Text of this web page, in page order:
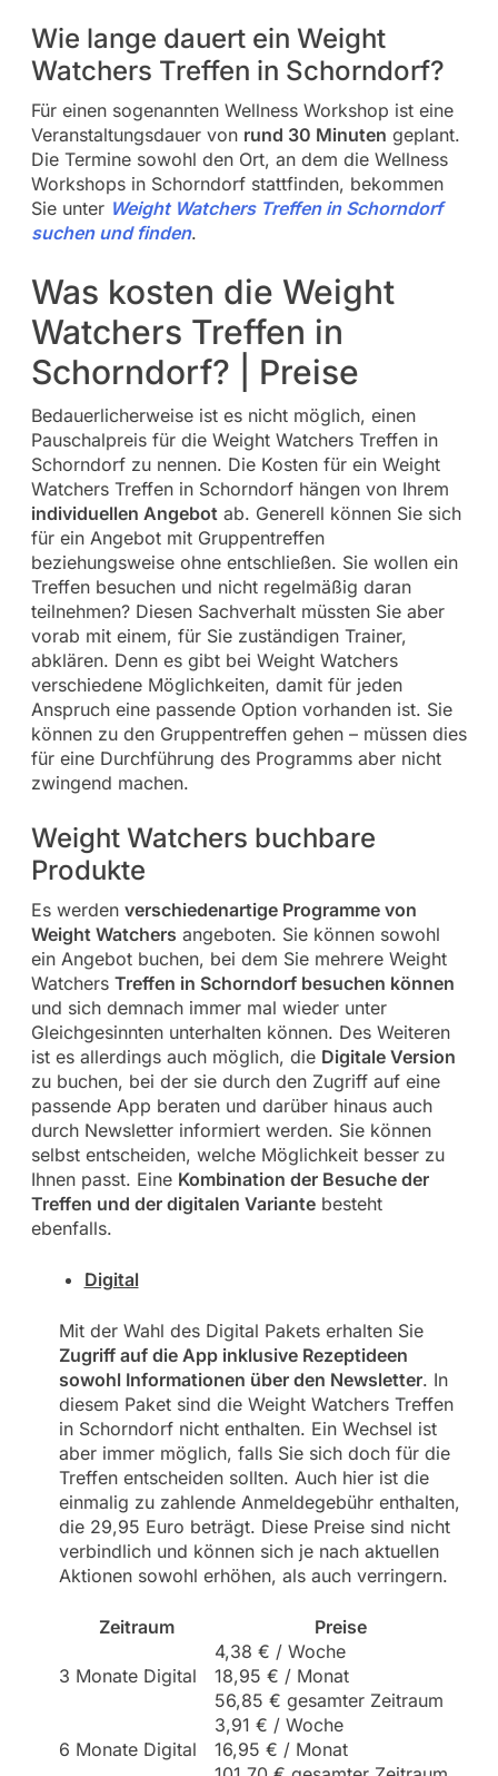
Wie lange dauert ein Weight
Watchers Treffen in Schorndorf?
Für einen sogenannten Wellness Workshop ist eine
Veranstaltungsdauer von rund 30 Minuten geplant.
Die Termine sowohl den Ort, an dem die Wellness
Workshops in Schorndorf stattfinden, bekommen
Sie unter Weight Watchers Treffen in Schorndorf
suchen und finden.
Was kosten die Weight
Watchers Treffen in
Schorndorf? | Preise
Bedauerlicherweise ist es nicht möglich, einen
Pauschalpreis für die Weight Watchers Treffen in
Schorndorf zu nennen. Die Kosten für ein Weight
Watchers Treffen in Schorndorf hängen von Ihrem
individuellen Angebot ab. Generell können Sie sich
für ein Angebot mit Gruppentreffen
beziehungsweise ohne entschließen. Sie wollen ein
Treffen besuchen und nicht regelmäßig daran
teilnehmen? Diesen Sachverhalt müssten Sie aber
vorab mit einem, für Sie zuständigen Trainer,
abklären. Denn es gibt bei Weight Watchers
verschiedene Möglichkeiten, damit für jeden
Anspruch eine passende Option vorhanden ist. Sie
können zu den Gruppentreffen gehen – müssen dies
für eine Durchführung des Programms aber nicht
zwingend machen.
Weight Watchers buchbare
Produkte
Es werden verschiedenartige Programme von
Weight Watchers angeboten. Sie können sowohl
ein Angebot buchen, bei dem Sie mehrere Weight
Watchers Treffen in Schorndorf besuchen können
und sich demnach immer mal wieder unter
Gleichgesinnten unterhalten können. Des Weiteren
ist es allerdings auch möglich, die Digitale Version
zu buchen, bei der sie durch den Zugriff auf eine
passende App beraten und darüber hinaus auch
durch Newsletter informiert werden. Sie können
selbst entscheiden, welche Möglichkeit besser zu
Ihnen passt. Eine Kombination der Besuche der
Treffen und der digitalen Variantebesteht
ebenfalls.
Digital
Mit der Wahl des Digital Pakets erhalten Sie
Zugriff auf die App inklusive Rezeptideen
sowohl Informationen über den Newsletter. In
diesem Paket sind die Weight Watchers Treffen
in Schorndorf nicht enthalten. Ein Wechsel ist
aber immer möglich, falls Sie sich doch für die
Treffen entscheiden sollten. Auch hier ist die
einmalig zu zahlende Anmeldegebühr enthalten,
die 29,95 Euro beträgt. Diese Preise sind nicht
verbindlich und können sich je nach aktuellen
Aktionen sowohl erhöhen, als auch verringern.
Zeitraum Preise
3 Monate Digital
4,38 € / Woche
18,95 € / Monat
56,85 € gesamter Zeitraum
6 Monate Digital
3,91 € / Woche
16,95 € / Monat